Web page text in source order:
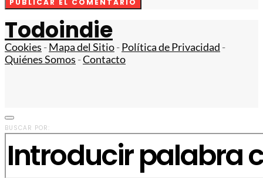
Todoindie
Cookies -Mapa del Sitio-Política de Privacidad -
Quiénes Somos -Contacto
BUSCAR POR: